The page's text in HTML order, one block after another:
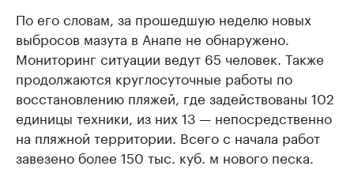
По его словам, за прошедшую неделю новых
выбросов мазута в Анапе не обнаружено.
Мониторинг ситуации ведут 65 человек. Также
продолжаются круглосуточные работы по
восстановлению пляжей, где задействованы 102
единицы техники, из них 13 — непосредственно
на пляжной территории. Всего с начала работ
завезено более 150 тыс. куб. м нового песка.